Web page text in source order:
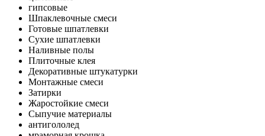
гипсовые
Шпаклевочные смеси
Готовые шпатлевки
Сухие шпатлевки
Наливные полы
Плиточные клея
Декоративные штукатурки
Монтажные смеси
Затирки
Жаростойкие смеси
Сыпучие материалы
антигололед